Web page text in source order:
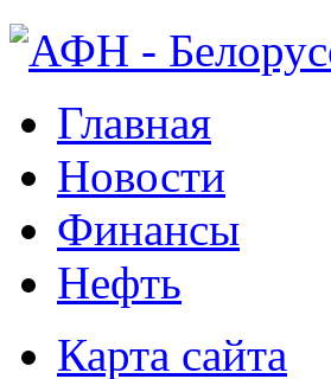
Главная
Новости
Финансы
Нефть
Карта сайта